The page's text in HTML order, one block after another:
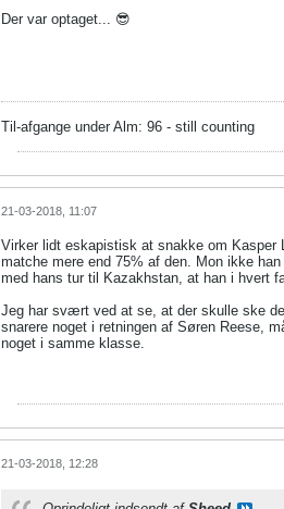
Der var optaget... 😎
Til-afgange under Alm: 96 - still counting
21-03-2018, 11:07
Virker lidt eskapistisk at snakke om
matche mere end 75% af den. Mon ikke
med hans tur til Kazakhstan, at han i hvert
Jeg har svært ved at se, at der skulle ske
snarere noget i retningen af Søren Reese,
noget i samme klasse.
21-03-2018, 12:28